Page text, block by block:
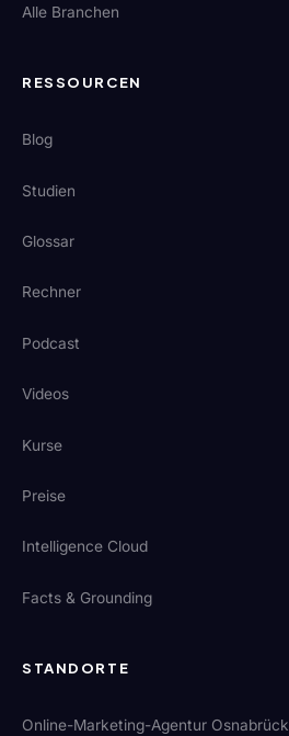
Alle Branchen
RESSOURCEN
Blog
Studien
Glossar
Rechner
Podcast
Videos
Kurse
Preise
Intelligence Cloud
Facts & Grounding
STANDORTE
Online-Marketing-Agentur Osnabrück